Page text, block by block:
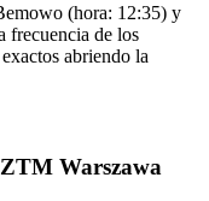
(hora: 12:35) y
frecuencia de los
abriendo la
Warszawa